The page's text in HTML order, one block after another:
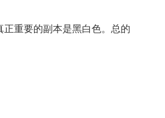
重要的副本是黑白色。总的